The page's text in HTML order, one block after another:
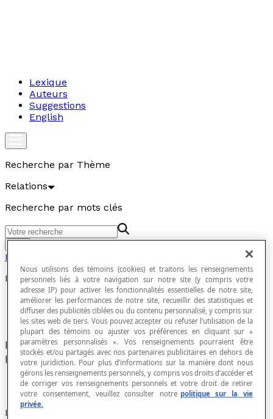
Lexique
Auteurs
Suggestions
English
Recherche par Thème
Relations
Recherche par mots clés
Relations
Numéro d'ordre alphabétique
Nombre servant à déterminer la position d'une
lettre dans l'ordre alphabétique.
Exemples
Nous utilisons des témoins (cookies) et traitons les renseignements
personnels liés à votre navigation sur notre site (y compris votre
adresse IP) pour activer les fonctionnalités essentielles de notre site,
améliorer les performances de notre site, recueillir des statistiques et
diffuser des publicités ciblées ou du contenu personnalisé, y compris sur
les sites web de tiers. Vous pouvez accepter ou refuser l’utilisation de la
plupart des témoins ou ajuster vos préférences en cliquant sur «
paramètres personnalisés ». Vos renseignements pourraient être
stockés et/ou partagés avec nos partenaires publicitaires en dehors de
votre juridiction. Pour plus d’informations sur la manière dont nous
gérons les renseignements personnels, y compris vos droits d’accéder et
de corriger vos renseignements personnels et votre droit de retirer
votre consentement, veuillez consulter notre politique sur la vie
privée.